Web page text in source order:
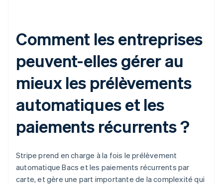
Comment les entreprises
peuvent-elles gérer au
mieux les prélèvements
automatiques et les
paiements récurrents ?
Stripe prend en charge à la fois le prélèvement
automatique Bacs et les paiements récurrents par
carte, et gère une part importante de la complexité qui